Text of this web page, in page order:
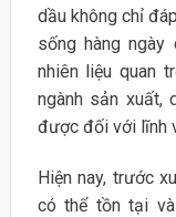
dầu không chỉ
sống hàng
nhiên liệu quan
ngành sản xuất,
được đối với lĩnh
Hiện nay, trước
có thể tồn tại